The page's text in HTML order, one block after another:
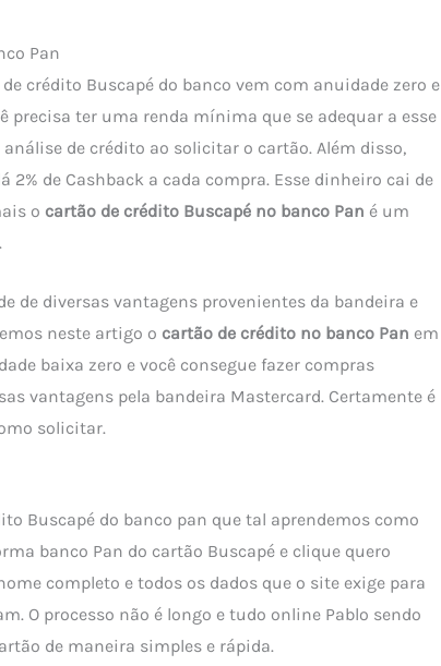
Pan
crédito Buscapé do banco vem com anuidade zero e
precisa ter uma renda mínima que se adequar a esse
de crédito ao solicitar o cartão. Além disso,
de Cashback a cada compra. Esse dinheiro cai de
o cartão de crédito Buscapé no banco Pan é um
de diversas vantagens provenientes da bandeira e
neste artigo o cartão de crédito no banco Pan em
baixa zero e você consegue fazer compras
vantagens pela bandeira Mastercard. Certamente é
solicitar.
Buscapé do banco pan que tal aprendemos como
banco Pan do cartão Buscapé e clique quero
completo e todos os dados que o site exige para
O processo não é longo e tudo online Pablo sendo
de maneira simples e rápida.